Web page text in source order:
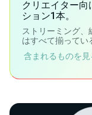
クリエイター向
ション1本。
ストリーミング
はすべて揃ってい
含まれるものを見